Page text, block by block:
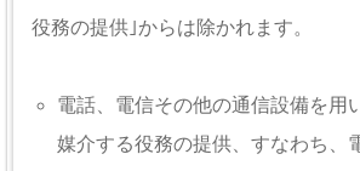
役務の提供｣からは除かれます。
電話、電信その他の通信設備を用
媒介する役務の提供、すなわち、